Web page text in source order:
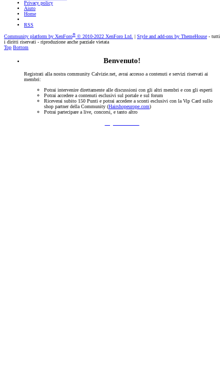
Privacy policy
Aiuto
Home
RSS
Community platform by XenForo® © 2010-2022 XenForo Ltd. Style and add-ons by ThemeHouse - tutti
i diritti riservati - riproduzione anche parziale vietata
Top Bottom
Benvenuto!
Registrati alla nostra community Calvizie.net, avrai accesso a contenuti e servizi riservati ai
membri:
Potrai intervenire direttamente alle discussioni con gli altri membri e con gli esperti
Potrai accedere a contenuti esclusivi sul portale e sul forum
Riceverai subito 150 Punti e potrai accedere a sconti esclusivi con la Vip Card sullo
shop partner della Community (Hairshopeurope.com)
Potrai partecipare a live, concorsi, e tanto altro